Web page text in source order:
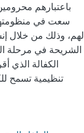
باعتبارهم
سعت في منظومتها
لهم، وذلك من خلال
الشريحة في مرحلة
الكفالة الذي
تنظيمية تسمح